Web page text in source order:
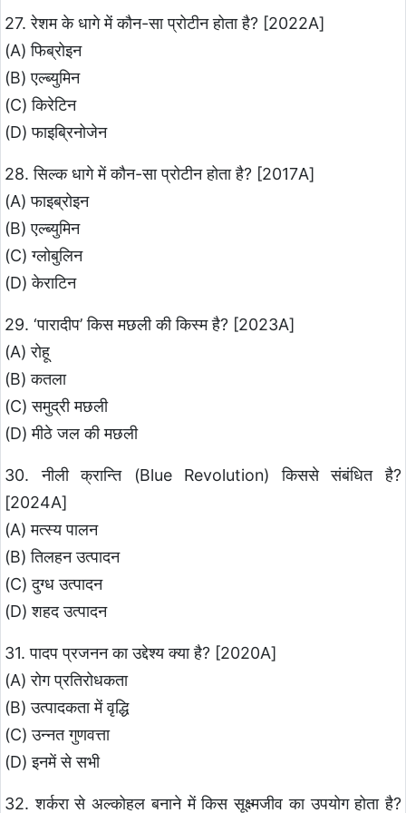
27. रेशम के धागे में कौन-सा प्रोटीन होता है? [2022A]
(A) फिब्रोइन
(B) एल्ब्युमिन
(C) किरेटिन
(D) फाइब्रिनोजेन
28. सिल्क धागे में कौन-सा प्रोटीन होता है? [2017A]
(A) फाइब्रोइन
(B) एल्ब्युमिन
(C) ग्लोबुलिन
(D) केराटिन
29. ‘पारादीप’ किस मछली की किस्म है? [2023A]
(A) रोहू
(B) कतला
(C) समुद्री मछली
(D) मीठे जल की मछली
30. नीली क्रान्ति (Blue Revolution) किससे संबंधित है?
[2024A]
(A) मत्स्य पालन
(B) तिलहन उत्पादन
(C) दुग्ध उत्पादन
(D) शहद उत्पादन
31. पादप प्रजनन का उद्देश्य क्या है? [2020A]
(A) रोग प्रतिरोधकता
(B) उत्पादकता में वृद्धि
(C) उन्नत गुणवत्ता
(D) इनमें से सभी
32. शर्करा से अल्कोहल बनाने में किस सूक्ष्मजीव का उपयोग होता है?